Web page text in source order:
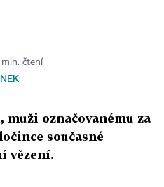
min. čtení
muži označovanému za
současné
vězení.